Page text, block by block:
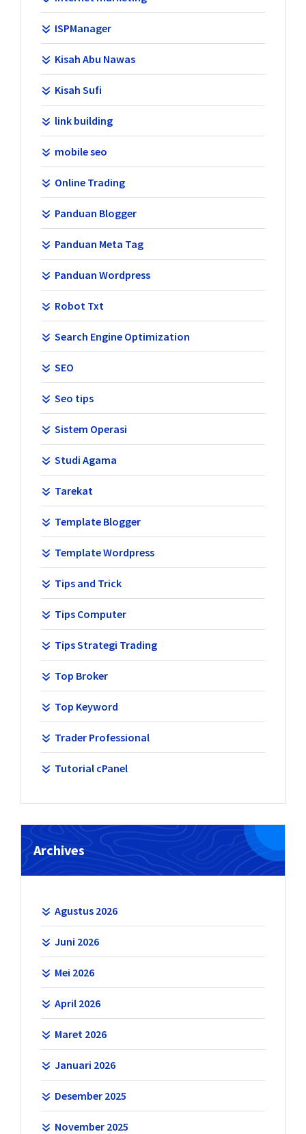
ISPManager
Kisah Abu Nawas
Kisah Sufi
link building
mobile seo
Online Trading
Panduan Blogger
Panduan Meta Tag
Panduan Wordpress
Robot Txt
Search Engine Optimization
SEO
Seo tips
Sistem Operasi
Studi Agama
Tarekat
Template Blogger
Template Wordpress
Tips and Trick
Tips Computer
Tips Strategi Trading
Top Broker
Top Keyword
Trader Professional
Tutorial cPanel
Archives
Agustus 2026
Juni 2026
Mei 2026
April 2026
Maret 2026
Januari 2026
Desember 2025
November 2025